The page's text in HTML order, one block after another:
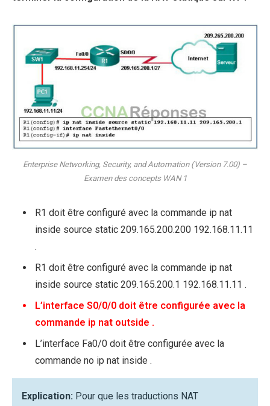
Enterprise Networking, Security, and Automation (Version 7.00) –
Examen des concepts WAN 1
R1 doit être configuré avec la commande ip nat
inside source static 209.165.200.200 192.168.11.11
.
R1 doit être configuré avec la commande ip nat
inside source static 209.165.200.1 192.168.11.11 .
L’interface S0/0/0 doit être configurée avec la
commande ip nat outside .
L’interface Fa0/0 doit être configurée avec la
commande no ip nat inside .
Explication: Pour que les traductions NAT